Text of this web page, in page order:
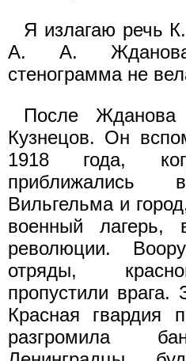
Я излагаю речь
А. А.
стенограмма не
После
Кузнецов. Он
1918 года,
приближались
Вильгельма и
военный лагерь,
революции.
отряды,
пропустили врага.
Красная гвардия
разгромила